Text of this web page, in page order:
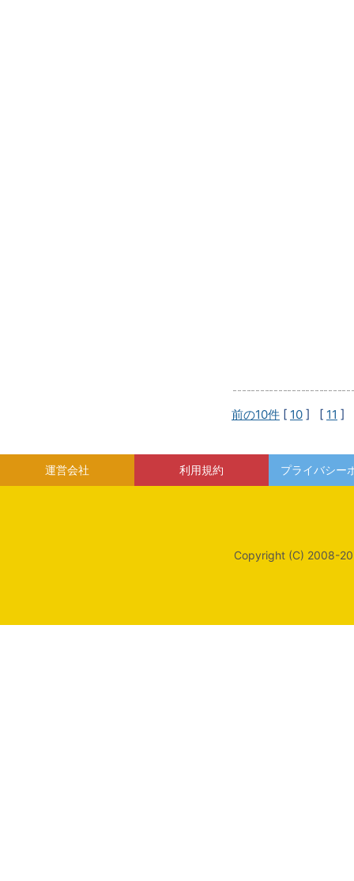
前の10件 [ 10 ] [ 11 ]
運営会社 利用規約 プライバシー
Copyright (C) 2008-